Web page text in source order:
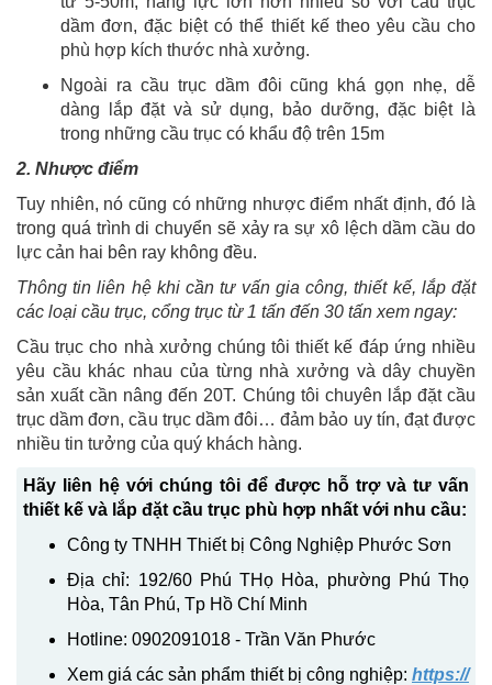
dầm đơn, đặc biệt có thể thiết kế theo yêu cầu cho
phù hợp kích thước nhà xưởng.
Ngoài ra cầu trục dầm đôi cũng khá gọn nhẹ, dễ
dàng lắp đặt và sử dụng, bảo dưỡng, đặc biệt là
trong những cầu trục có khẩu độ trên 15m
2. Nhược điểm
Tuy nhiên, nó cũng có những nhược điểm nhất định, đó là
trong quá trình di chuyển sẽ xảy ra sự xô lệch dầm cầu do
lực cản hai bên ray không đều.
Thông tin liên hệ khi cần tư vấn gia công, thiết kế, lắp đặt
các loại cầu trục, cổng trục từ 1 tấn đến 30 tấn xem ngay:
Cầu trục cho nhà xưởng chúng tôi thiết kế đáp ứng nhiều
yêu cầu khác nhau của từng nhà xưởng và dây chuyền
sản xuất cần nâng đến 20T. Chúng tôi chuyên lắp đặt cầu
trục dầm đơn, cầu trục dầm đôi… đảm bảo uy tín, đạt được
nhiều tin tưởng của quý khách hàng.
Hãy liên hệ với chúng tôi để được hỗ trợ và tư vấn
thiết kế và lắp đặt cầu trục phù hợp nhất với nhu cầu:
Công ty TNHH Thiết bị Công Nghiệp Phước Sơn
Địa chỉ: 192/60 Phú THọ Hòa, phường Phú Thọ
Hòa, Tân Phú, Tp Hồ Chí Minh
Hotline: 0902091018 - Trần Văn Phước
Xem giá các sản phẩm thiết bị công nghiệp: https://